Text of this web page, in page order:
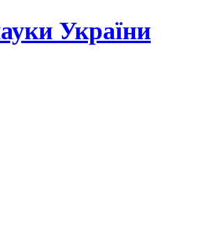
України